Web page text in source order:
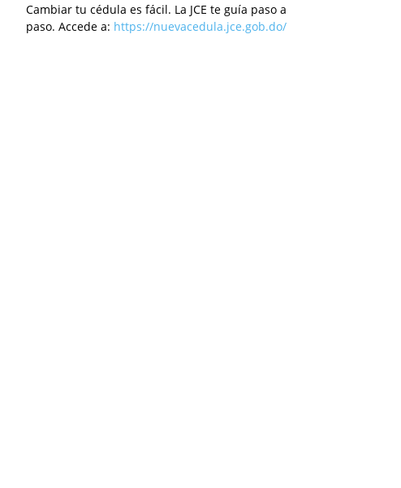
Cambiar tu cédula es fácil. La JCE te guía paso a
paso. Accede a: https://nuevacedula.jce.gob.do/